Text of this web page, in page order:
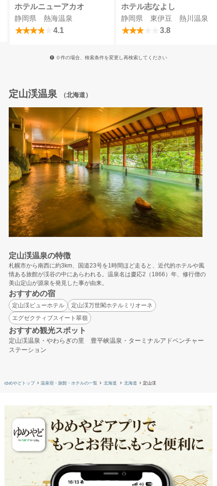
ホテルニューアカオ
静岡県 熱海温泉
4.1
ホテル志なよし
静岡県 東伊豆 熱川温泉
3.8
０件の場合、検索条件を変更し再検索してください
定山渓温泉 （北海道）
定山渓温泉の特徴
札幌市から南西に約3km、国道23号を1時間ほど走ると、近代的ホテルや風
情ある旅館が渓谷の中にあらわれる。温泉名は慶応2（1866）年、修行僧の
美山定山が源泉を発見した事が由来。
おすすめの宿
定山渓ビューホテル
定山渓万世閣ホテルミリオーネ
エグゼクティブスイート翠嶺
おすすめ観光スポット
定山渓温泉・やわらぎの里 豊平峡温泉・ターミナルアドベンチャー
ステーション
ゆめやどトップ 温泉宿・旅館・ホテルの一覧 北海道 北海道 定山渓